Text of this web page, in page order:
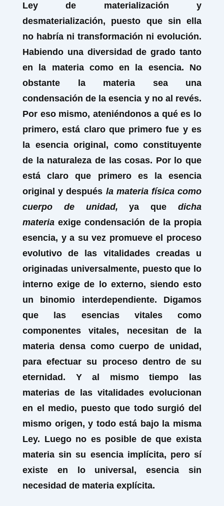
Ley de materialización y
desmaterialización, puesto que sin ella
no habría ni transformación ni evolución.
Habiendo una diversidad de grado tanto
en la materia como en la esencia. No
obstante la materia sea una
condensación de la esencia y no al revés.
Por eso mismo, ateniéndonos a qué es lo
primero, está claro que primero fue y es
la esencia original, como constituyente
de la naturaleza de las cosas. Por lo que
está claro que primero es la esencia
original y después la materia física como
cuerpo de unidad, ya quedicha
materiaexige condensación de la propia
esencia, y a su vez promueve el proceso
evolutivo de las vitalidades creadas u
originadas universalmente, puesto que lo
interno exige de lo externo, siendo esto
un binomio interdependiente. Digamos
que las esencias vitales como
componentes vitales, necesitan de la
materia densa como cuerpo de unidad,
para efectuar su proceso dentro de su
eternidad. Y al mismo tiempo las
materias de las vitalidades evolucionan
en el medio, puesto que todo surgió del
mismo origen, y todo está bajo la misma
Ley. Luego no es posible de que exista
materia sin su esencia implícita, pero sí
existe en lo universal, esencia sin
necesidad de materia explícita.